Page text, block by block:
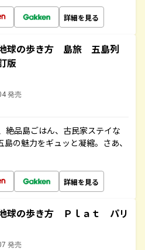
詳細を見る
球の歩き方 島旅 五島列
版
発売
絶品島ごはん、古民家ステイな
の魅力をギュッと凝縮。さあ、
詳細を見る
球の歩き方 Ｐｌａｔ パリ
発売